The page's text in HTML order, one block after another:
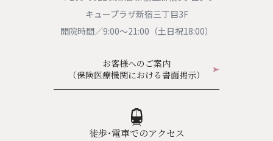
キュープラザ新宿三丁目3F
開院時間／9:00〜21:00（土日祝18:00）
お客様へのご案内
（保険医療機関における書面掲示）
徒歩・電車でのアクセス